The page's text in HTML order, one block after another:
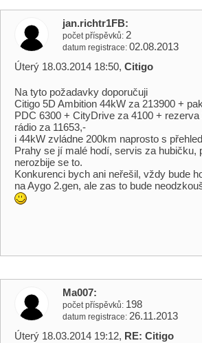
jan.richtr1FB
počet příspěvků 2
datum registrace 02.08.2013
Úterý 18.03.2014 18:50, Citigo
Na tyto požadavky doporučuji
Citigo 5D Ambition 44kW za 213900 +
PDC 6300 + CityDrive za 4100 +
rádio za 11653,-
i 44kW zvládne 200km naprosto s
Prahy se jí malé hodí, servis za hubičku,
nerozbije se to.
Konkurenci bych ani neřešil, vždy bude
na Aygo 2.gen, ale zas to bude
Ma007
počet příspěvků 198
datum registrace 26.11.2013
Úterý 18.03.2014 19:12, RE: Citigo